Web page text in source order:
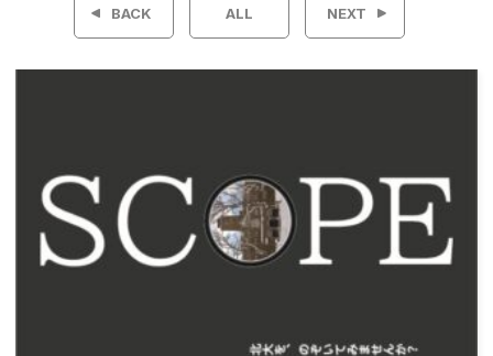
ー
シ
ョ
BACK ALL NEXT